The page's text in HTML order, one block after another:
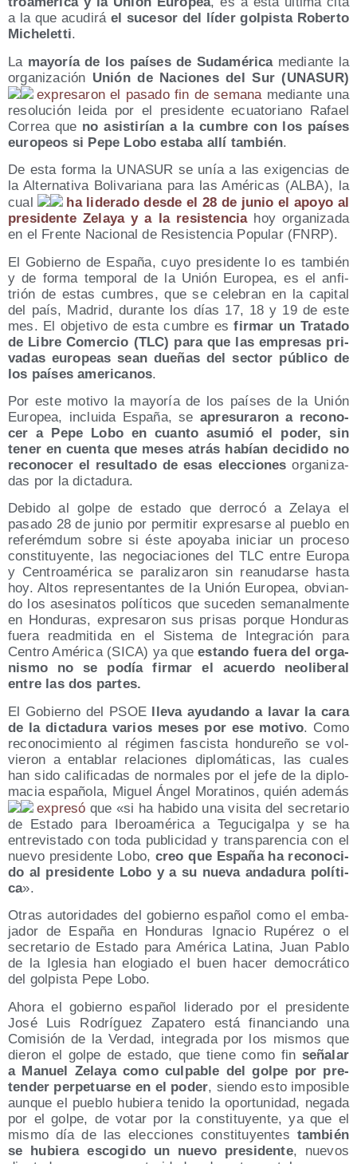
a la que acu­di­rá el suce­sor del líder gol­pis­ta Rober­to
Miche­let­ti.
La mayo­ría de los paí­ses de Suda­mé­ri­camedian­te la
orga­ni­za­ción Unión de Nacio­nes del Sur (UNASUR)
expre­sa­ron el pasa­do fin de sema­namedian­te una
reso­lu­ción lei­da por el pre­si­den­te ecua­to­riano Rafael
Correa que no asis­ti­rían a la cum­bre con los paí­ses
euro­peos si Pepe Lobo esta­ba allí tam­bién.
De esta for­ma la UNASUR se unía a las exi­gen­cias de
la Alter­na­ti­va Boli­va­ria­na para las Amé­ri­cas (ALBA), la
cual
ha lide­ra­do des­de el 28 de junio el apo­yo al
pre­si­den­te Zela­ya y a la resis­ten­ciahoy orga­ni­za­da
en el Fren­te Nacio­nal de Resis­ten­cia Popu­lar (FNRP).
El Gobierno de Espa­ña, cuyo pre­si­den­te lo es tam­bién
y de for­ma tem­po­ral de la Unión Euro­pea, es el anfi­
trión de estas cum­bres, que se cele­bran en la capi­tal
del país, Madrid, duran­te los días 17, 18 y 19 de este
mes. El obje­ti­vo de esta cum­bre esfir­mar un Tra­ta­do
de Libre Comer­cio (TLC) para que las empre­sas pri­
va­das euro­peas sean due­ñas del sec­tor públi­co de
los paí­ses ame­ri­ca­nos.
Por este moti­vo la mayo­ría de los paí­ses de la Unión
Euro­pea, inclui­da Espa­ña, se apre­su­ra­ron a reco­no­
cer a Pepe Lobo en cuan­to asu­mió el poder, sin
tener en cuen­ta que meses atrás habían deci­di­do no
reco­no­cer el resul­ta­do de esas elec­cio­nes orga­ni­za­
das por la dictadura.
Debi­do al gol­pe de esta­do que derro­có a Zela­ya el
pasa­do 28 de junio por per­mi­tir expre­sar­se al pue­blo en
refe­rém­dum sobre si éste apo­ya­ba ini­ciar un pro­ce­so
cons­ti­tu­yen­te, las nego­cia­cio­nes del TLC entre Euro­pa
y Cen­troa­mé­ri­ca se para­li­za­ron sin reanu­dar­se has­ta
hoy. Altos repre­sen­tan­tes de la Unión Euro­pea, obvian­
do los ase­si­na­tos polí­ti­cos que suce­den sema­nal­men­te
en Hon­du­ras, expre­sa­ron sus pri­sas por­que Hon­du­ras
fue­ra read­mi­ti­da en el Sis­te­ma de Inte­gra­ción para
Cen­tro Amé­ri­ca (SICA) ya queestan­do fue­ra del orga­
nis­mo no se podía fir­mar el acuer­do neo­li­be­ral
entre las dos partes.
El Gobierno del PSOE lle­va ayu­dan­do a lavar la cara
de la dic­ta­du­ra varios meses por ese moti­vo. Como
reco­no­ci­mien­to al régi­men fas­cis­ta hon­du­re­ño se vol­
vie­ron a enta­blar rela­cio­nes diplo­má­ti­cas, las cua­les
han sido cali­fi­ca­das de nor­ma­les por el jefe de la diplo­
ma­cia espa­ño­la, Miguel Ángel Mora­ti­nos, quién ade­más
expre­só que «si ha habi­do una visi­ta del secre­ta­rio
de Esta­do para Ibe­ro­amé­ri­ca a Tegu­ci­gal­pa y se ha
entre­vis­ta­do con toda publi­ci­dad y trans­pa­ren­cia con el
nue­vo pre­si­den­te Lobo, creo que Espa­ña ha reco­no­ci­
do al pre­si­den­te Lobo y a su nue­va anda­du­ra polí­ti­
ca».
Otras auto­ri­da­des del gobierno espa­ñol como el emba­
ja­dor de Espa­ña en Hon­du­ras Igna­cio Rupé­rez o el
secre­ta­rio de Esta­do para Amé­ri­ca Lati­na, Juan Pablo
de la Igle­sia han elo­gia­do el buen hacer demo­crá­ti­co
del gol­pis­ta Pepe Lobo.
Aho­ra el gobierno espa­ñol lide­ra­do por el pre­si­den­te
José Luis Rodrí­guez Zapa­te­ro está finan­cian­do una
Comi­sión de la Ver­dad, inte­gra­da por los mis­mos que
die­ron el gol­pe de esta­do, que tie­ne como fin seña­lar
a Manuel Zela­ya como cul­pa­ble del gol­pe por pre­
ten­der per­pe­tuar­se en el poder, sien­do esto impo­si­ble
aun­que el pue­blo hubie­ra teni­do la opor­tu­ni­dad, nega­da
por el gol­pe, de votar por la cons­ti­tu­yen­te, ya que el
mis­mo día de las elec­cio­nes cons­ti­tu­yen­tes tam­bién
se hubie­ra esco­gi­do un nue­vo pre­si­den­te, nue­vos